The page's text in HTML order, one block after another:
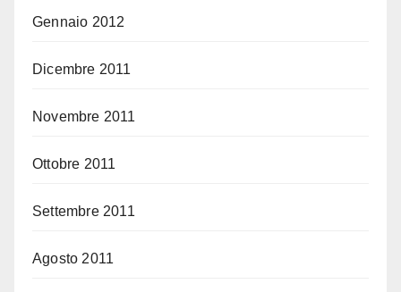
Gennaio 2012
Dicembre 2011
Novembre 2011
Ottobre 2011
Settembre 2011
Agosto 2011